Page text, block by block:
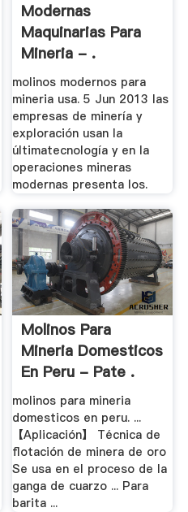
Modernas
Maquinarias Para
Mineria - .
molinos modernos para
mineria usa. 5 Jun 2013 las
empresas de minería y
exploración usan la
últimatecnología y en la
operaciones mineras
modernas presenta los.
Molinos Para
Mineria Domesticos
En Peru - Pate .
molinos para mineria
domesticos en peru. ...
【Aplicación】 Técnica de
flotación de minera de oro
Se usa en el proceso de la
ganga de cuarzo ... Para
barita ...